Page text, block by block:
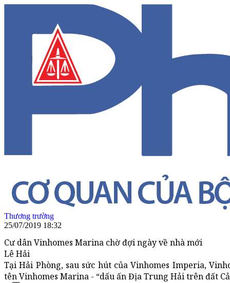
Thương trường
25/07/2019 18:32
Cư dân Vinhomes Marina chờ đợi ngày về nhà mới
Lê Hải
Tại Hải Phòng, sau sức hút của Vinhomes Imperia,
tên Vinhomes Marina - “dấu ấn Địa Trung Hải trên đất